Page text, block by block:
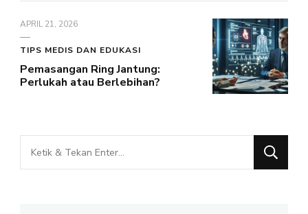
APRIL 21, 2026
TIPS MEDIS DAN EDUKASI
Pemasangan Ring Jantung:
Perlukah atau Berlebihan?
Mencari
Sesuatu?